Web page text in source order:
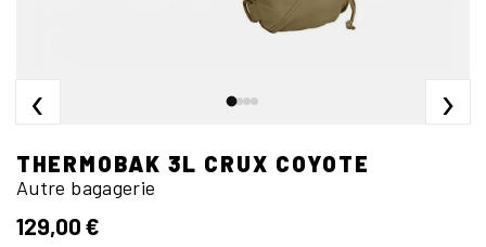
‹ ›
THERMOBAK 3L CRUX COYOTE
Autre bagagerie
129,00 €